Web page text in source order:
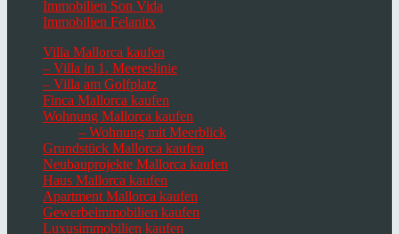
Immobilien Son Vida
Immobilien Felanitx
Villa Mallorca kaufen
– Villa in 1. Meereslinie
– Villa am Golfplatz
Finca Mallorca kaufen
Wohnung Mallorca kaufen
– Wohnung mit Meerblick
Grundstück Mallorca kaufen
Neubauprojekte Mallorca kaufen
Haus Mallorca kaufen
Apartment Mallorca kaufen
Gewerbeimmobilien kaufen
Luxusimmobilien kaufen